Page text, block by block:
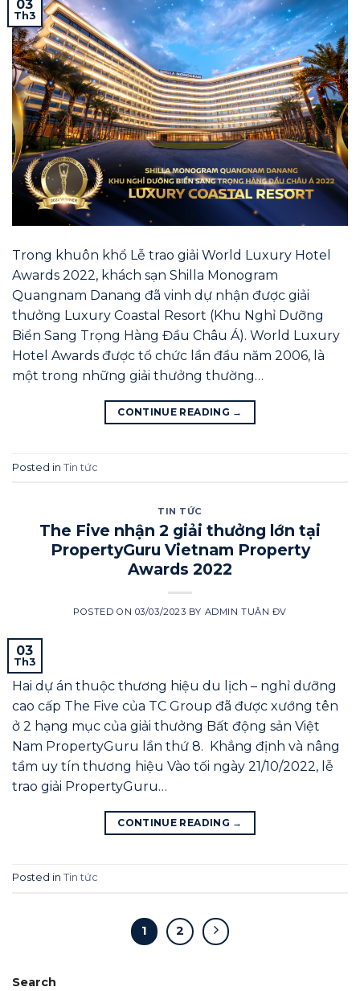
03
Th3
Trong khuôn khổ Lễ trao giải World Luxury Hotel
Awards 2022, khách sạn Shilla Monogram
Quangnam Danang đã vinh dự nhận được giải
thưởng Luxury Coastal Resort (Khu Nghỉ Dưỡng
Biển Sang Trọng Hàng Đầu Châu Á). World Luxury
Hotel Awards được tổ chức lần đầu năm 2006, là
một trong những giải thưởng thường…
CONTINUE READING →
Posted in Tin tức
TIN TỨC
The Five nhận 2 giải thưởng lớn tại
PropertyGuru Vietnam Property
Awards 2022
POSTED ON 03/03/2023 BY ADMIN TUÂN ĐV
03
Th3
Hai dự án thuộc thương hiệu du lịch – nghỉ dưỡng
cao cấp The Five của TC Group đã được xướng tên
ở 2 hạng mục của giải thưởng Bất động sản Việt
Nam PropertyGuru lần thứ 8. Khẳng định và nâng
tầm uy tín thương hiệu Vào tối ngày 21/10/2022, lễ
trao giải PropertyGuru…
CONTINUE READING →
Posted in Tin tức
1 2
Search